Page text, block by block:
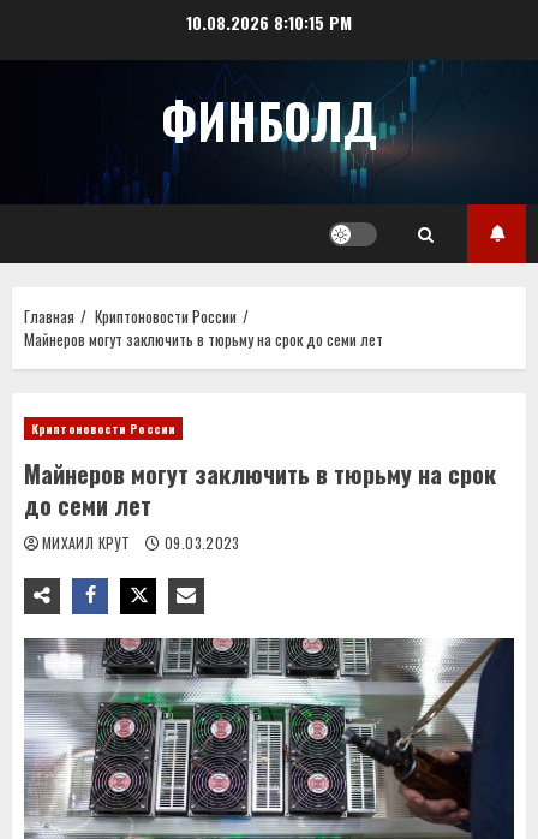
10.08.2026 8:10:16 PM
ФИНБОЛД
Главная
Криптоновости России
Майнеров могут заключить в тюрьму на срок до семи лет
Криптоновости России
Майнеров могут заключить в тюрьму на срок
до семи лет
МИХАИЛ КРУТ 09.03.2023